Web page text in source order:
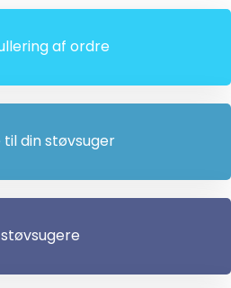
af ordre
din støvsuger